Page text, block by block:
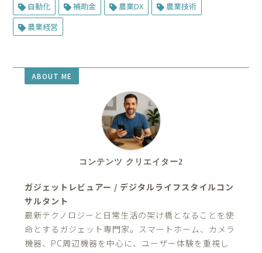
自動化
補助金 農業DX
農業技術
農業経営
ABOUT ME
コンテンツ クリエイター2
ガジェットレビュアー / デジタルライフスタイルコン
サルタント
最新テクノロジーと日常生活の架け橋となることを使
命とするガジェット専門家。スマートホーム、カメラ
機器、PC周辺機器を中心に、ユーザー体験を重視し